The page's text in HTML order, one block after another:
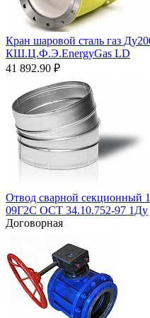
Кран шаровой сталь газ
КШ.Ц.Ф.Э.EnergyGas LD
41 892.90 ₽
Отвод сварной секционный
09Г2С ОСТ 34.10.752-97 1Ду
Договорная